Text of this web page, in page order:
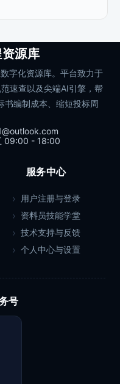
源库
字化资源库。平台致力于
速查以及尖端AI引擎，帮
书编制成本、缩短投标周
09:00 - 18:00
服务中心
用户注册与登录
资料员技能学堂
技术支持与反馈
个人中心与设置
号